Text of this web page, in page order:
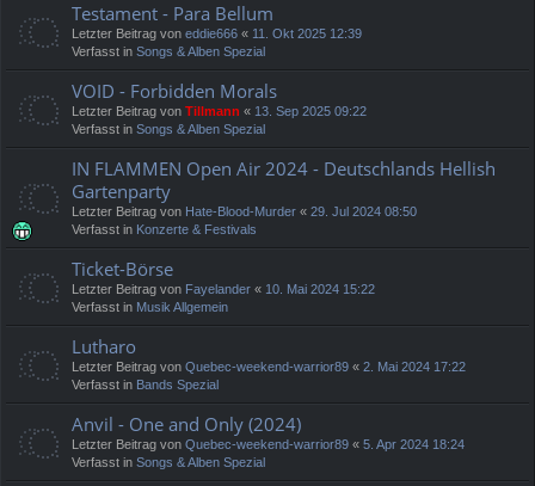
Testament - Para Bellum
Letzter Beitrag von eddie666 « 11. Okt 2025 12:39
Verfasst in Songs & Alben Spezial
VOID - Forbidden Morals
Letzter Beitrag von Tillmann « 13. Sep 2025 09:22
Verfasst in Songs & Alben Spezial
IN FLAMMEN Open Air 2024 - Deutschlands Hellish
Gartenparty
Letzter Beitrag von Hate-Blood-Murder « 29. Jul 2024 08:50
Verfasst in Konzerte & Festivals
Ticket-Börse
Letzter Beitrag von Fayelander « 10. Mai 2024 15:22
Verfasst in Musik Allgemein
Lutharo
Letzter Beitrag von Quebec-weekend-warrior89 « 2. Mai 2024 17:22
Verfasst in Bands Spezial
Anvil - One and Only (2024)
Letzter Beitrag von Quebec-weekend-warrior89 « 5. Apr 2024 18:24
Verfasst in Songs & Alben Spezial